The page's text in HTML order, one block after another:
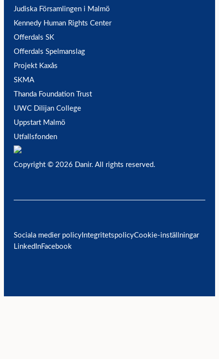
Judiska Församlingen i Malmö
Kennedy Human Rights Center
Offerdals SK
Offerdals Spelmanslag
Projekt Kaxås
SKMA
Thanda Foundation Trust
UWC Dilijan College
Uppstart Malmö
Utfallsfonden
Copyright © 2026 Danir. All rights reserved.
Sociala medier policy IntegritetspolicyCookie-inställningar
LinkedInFacebook